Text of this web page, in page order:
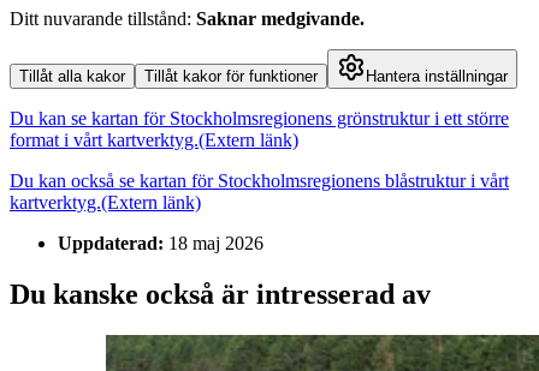
Ditt nuvarande tillstånd: Saknar medgivande.
Tillåt alla kakor Tillåt kakor för funktioner Hantera inställningar
Du kan se kartan för Stockholmsregionens grönstruktur i ett större
format i vårt kartverktyg.(Extern länk)
Du kan också se kartan för Stockholmsregionens blåstruktur i vårt
kartverktyg.(Extern länk)
Uppdaterad: 18 maj 2026
Du kanske också är intresserad av